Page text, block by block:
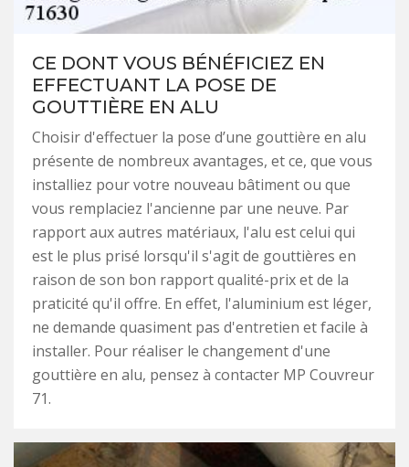
CE DONT VOUS BÉNÉFICIEZ EN
EFFECTUANT LA POSE DE
GOUTTIÈRE EN ALU
Choisir d'effectuer la pose d’une gouttière en alu
présente de nombreux avantages, et ce, que vous
installiez pour votre nouveau bâtiment ou que
vous remplaciez l'ancienne par une neuve. Par
rapport aux autres matériaux, l'alu est celui qui
est le plus prisé lorsqu'il s'agit de gouttières en
raison de son bon rapport qualité-prix et de la
praticité qu'il offre. En effet, l'aluminium est léger,
ne demande quasiment pas d'entretien et facile à
installer. Pour réaliser le changement d'une
gouttière en alu, pensez à contacter MP Couvreur
71.